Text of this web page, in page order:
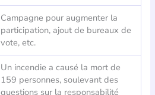
Campagne pour augmenter la
participation, ajout de bureaux de
vote, etc.
Un incendie a causé la mort de
159 personnes, soulevant des
questions sur la responsabilité